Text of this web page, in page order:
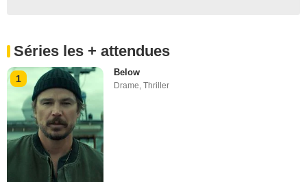
Séries les + attendues
1
Below
Drame,Thriller